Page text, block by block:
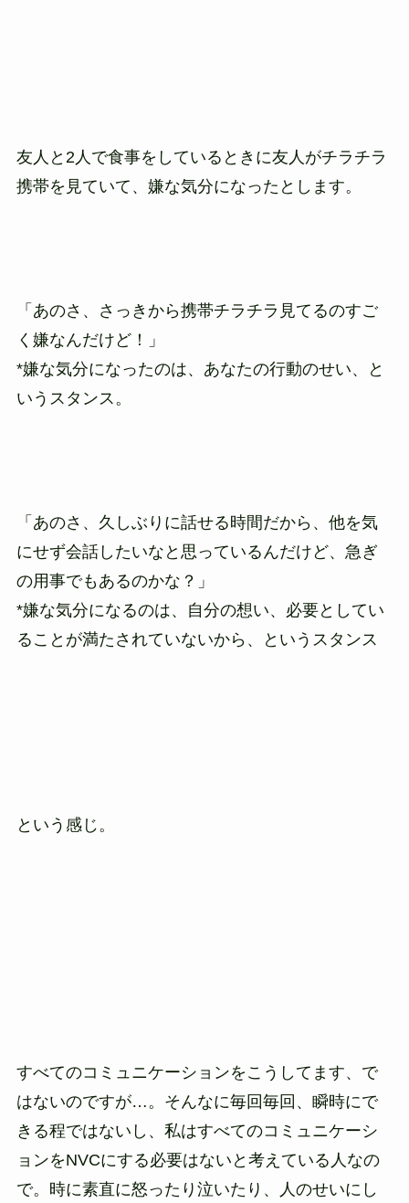
友人と2人で食事をしているときに友人がチラチラ
携帯を見ていて、嫌な気分になったとします。
「あのさ、さっきから携帯チラチラ見てるのすご
く嫌なんだけど！」
*嫌な気分になったのは、あなたの行動のせい、と
いうスタンス。
「あのさ、久しぶりに話せる時間だから、他を気
にせず会話したいなと思っているんだけど、急ぎ
の用事でもあるのかな？」
*嫌な気分になるのは、自分の想い、必要としてい
ることが満たされていないから、というスタンス
という感じ。
すべてのコミュニケーションをこうしてます、で
はないのですが…。そんなに毎回毎回、瞬時にで
きる程ではないし、私はすべてのコミュニケーシ
ョンをNVCにする必要はないと考えている人なの
で。時に素直に怒ったり泣いたり、人のせいにし